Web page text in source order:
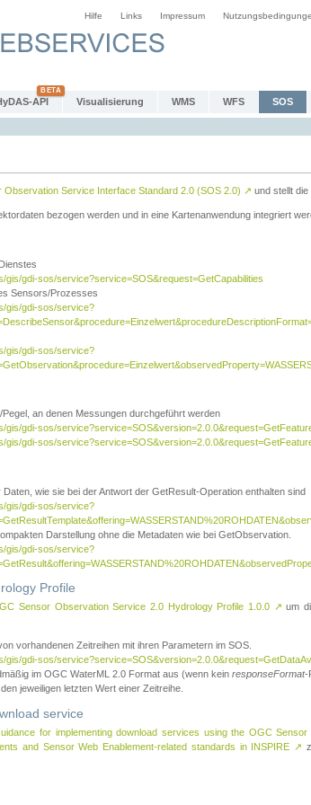
Hilfe Links Impressum
API Visualisierung WMS WFS SOS
Observation Service Interface Standard 2.0 (SOS 2.0) ↗ und stellt
bezogen werden und in eine Kartenanwendung integriert
gis/gdi-sos/service?service=SOS&request=GetCapabilities
Sensors/Prozesses
gis/gdi-sos/service?
gis/gdi-sos/service?
an denen Messungen durchgeführt werden
gis/gdi-sos/
gis/gdi-sos/
wie sie bei der Antwort der GetResult-Operation enthalten sind
gis/gdi-sos/service?
Darstellung ohne die Metadaten wie bei GetObservation.
gis/gdi-sos/service?
Profile
Sensor Observation Service 2.0 Hydrology Profile 1.0.0 ↗ um
vorhandenen Zeitreihen mit ihren Parametern im SOS.
gis/gdi-sos/
im OGC WaterML 2.0 Format aus (wenn kein responseFormat-
jeweiligen letzten Wert einer Zeitreihe.
service
for implementing download services using the OGC
and Sensor Web Enablement-related standards in INSPIRE ↗